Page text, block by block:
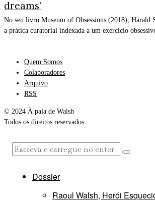
dreams’
No seu livro Museum of Obsessions (2018), Harald
a prática curatorial indexada a um exercício
Quem Somos
Colaboradores
Arquivo
RSS
© 2024 À pala de Walsh
Todos os direitos reservados
Dossier
Raoul Walsh, Herói